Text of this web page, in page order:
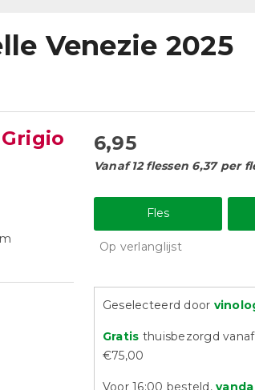
Venezie 2025
6,95
Vanaf 12 flessen 6,37 per
Fles
Op verlanglijst
Geselecteerd door
Gratis thuisbezorgd
€75,00
Voor 16:00 besteld,